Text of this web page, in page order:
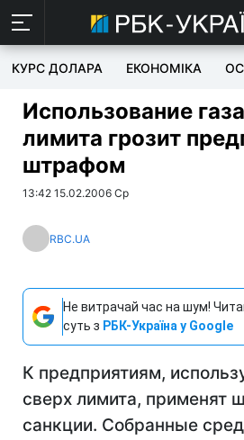
КУРС ДОЛАРА ЕКОНОМІКА
Использование
лимита грозит
штрафом
13:42 15.02.2006 Ср
RBC.UA
Не витрачай час на шум!
суть з РБК-Україна у Google
К предприятиям,
сверх лимита, применят
санкции. Собранные